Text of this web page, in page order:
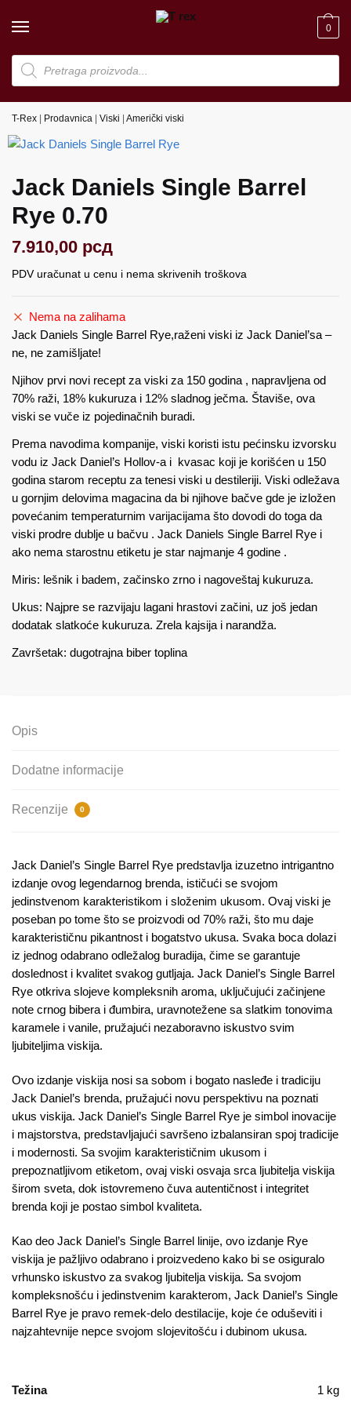
Products
search
0
T-Rex Prodavnica Viski Američki viski
Jack Daniels Single Barrel
Rye 0.70
7.910,00 рсд
PDV uračunat u cenu i nema skrivenih troškova
Nema na zalihama
Jack Daniels Single Barrel Rye,raženi viski iz Jack Daniel’sa –
ne, ne zamišljate!
Njihov prvi novi recept za viski za 150 godina , napravljena od
70% raži, 18% kukuruza i 12% sladnog ječma. Štaviše, ova
viski se vuče iz pojedinačnih buradi.
Prema navodima kompanije, viski koristi istu pećinsku izvorsku
vodu iz Jack Daniel’s Hollov-a i kvasac koji je korišćen u 150
godina starom receptu za tenesi viski u destileriji. Viski odležava
u gornjim delovima magacina da bi njihove bačve gde je izložen
povećanim temperaturnim varijacijama što dovodi do toga da
viski prodre dublje u bačvu . Jack Daniels Single Barrel Rye i
ako nema starostnu etiketu je star najmanje 4 godine .
Miris: lešnik i badem, začinsko zrno i nagoveštaj kukuruza.
Ukus: Najpre se razvijaju lagani hrastovi začini, uz još jedan
dodatak slatkoće kukuruza. Zrela kajsija i narandža.
Završetak: dugotrajna biber toplina
Opis
Dodatne informacije
Recenzije 0
Jack Daniel’s Single Barrel Rye predstavlja izuzetno intrigantno
izdanje ovog legendarnog brenda, ističući se svojom
jedinstvenom karakteristikom i složenim ukusom. Ovaj viski je
poseban po tome što se proizvodi od 70% raži, što mu daje
karakterističnu pikantnost i bogatstvo ukusa. Svaka boca dolazi
iz jednog odabrano odležalog buradija, čime se garantuje
doslednost i kvalitet svakog gutljaja. Jack Daniel’s Single Barrel
Rye otkriva slojeve kompleksnih aroma, uključujući začinjene
note crnog bibera i đumbira, uravnotežene sa slatkim tonovima
karamele i vanile, pružajući nezaboravno iskustvo svim
ljubiteljima viskija.
Ovo izdanje viskija nosi sa sobom i bogato nasleđe i tradiciju
Jack Daniel’s brenda, pružajući novu perspektivu na poznati
ukus viskija. Jack Daniel’s Single Barrel Rye je simbol inovacije
i majstorstva, predstavljajući savršeno izbalansiran spoj tradicije
i modernosti. Sa svojim karakterističnim ukusom i
prepoznatljivom etiketom, ovaj viski osvaja srca ljubitelja viskija
širom sveta, dok istovremeno čuva autentičnost i integritet
brenda koji je postao simbol kvaliteta.
Kao deo Jack Daniel’s Single Barrel linije, ovo izdanje Rye
viskija je pažljivo odabrano i proizvedeno kako bi se osiguralo
vrhunsko iskustvo za svakog ljubitelja viskija. Sa svojom
kompleksnošću i jedinstvenim karakterom, Jack Daniel’s Single
Barrel Rye je pravo remek-delo destilacije, koje će oduševiti i
najzahtevnije nepce svojom slojevitošću i dubinom ukusa.
Težina 1 kg